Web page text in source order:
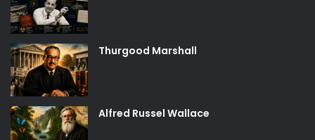
Thurgood Marshall
Alfred Russel Wallace